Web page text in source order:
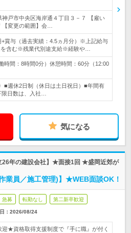
神戸市中央区海岸通４丁目３－７ 【雇い
【変更の範囲】会…
+賞与（過去実績：4.5ヵ月分）※上記給与
を含む※残業代別途支給※経験や…
時間：8時間0分）休憩時間：60分（12:00
■週休2日制（休日は土日祝日）■年間有
日数は、入社…
気になる
26年の建設会社】★面接1回 ★盛岡近郊が
業員／施工管理)】★WEB面談OK！
急募 転勤なし 第二新卒歓迎
： 2026/08/24
迎★資格取得支援制度で『手に職』が付く